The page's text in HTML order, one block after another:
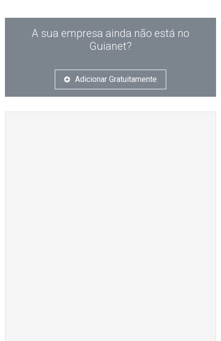
A sua empresa ainda não está no
Guianet?
Adicionar Gratuitamente